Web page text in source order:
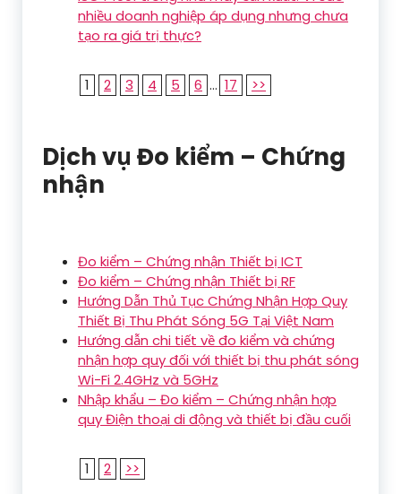
nhiều doanh nghiệp áp dụng nhưng chưa
tạo ra giá trị thực?
1 2 3 4 5 6 ... 17 >>
Dịch vụ Đo kiểm – Chứng
nhận
Đo kiểm – Chứng nhận Thiết bị ICT
Đo kiểm – Chứng nhận Thiết bị RF
Hướng Dẫn Thủ Tục Chứng Nhận Hợp Quy
Thiết Bị Thu Phát Sóng 5G Tại Việt Nam
Hướng dẫn chi tiết về đo kiểm và chứng
nhận hợp quy đối với thiết bị thu phát sóng
Wi-Fi 2.4GHz và 5GHz
Nhập khẩu – Đo kiểm – Chứng nhận hợp
quy Điện thoại di động và thiết bị đầu cuối
1 2 >>